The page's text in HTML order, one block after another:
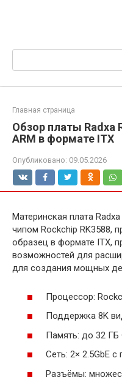
Поиск:
Главная страница
Обзор платы Radxa
ARM в формате ITX
Опубликовано: 09.05.2026
Материнская плата
чипом Rockchip RK3588,
образец в формате ITX,
возможностей для
для создания мощных
Процессор:
Поддержка 8K
Память: до 32 ГБ
Сеть: 2× 2.5GbE
Разъёмы: